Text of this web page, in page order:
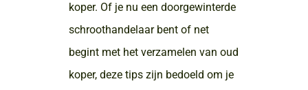
koper. Of je nu een doorgewinterde
schroothandelaar bent of net
begint met het verzamelen van oud
koper, deze tips zijn bedoeld om je